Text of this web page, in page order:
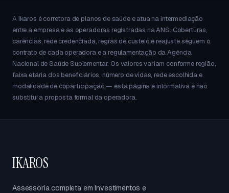
A Ikaros é corretora de planos de saúde e atua na intermediação
entre a empresa e as operadoras registradas na ANS. Coberturas,
carências, rede credenciada, regras de custeio e reajuste seguem o
contrato de cada operadora e a regulamentação da Agência
Nacional de Saúde Suplementar. Os valores variam conforme região,
faixa etária dos beneficiários, número de vidas, rede escolhida e
modalidade de coparticipação — esta página é informativa e não
substitui a proposta formal da operadora.
IKAROS
Assessoria completa em Investimentos e